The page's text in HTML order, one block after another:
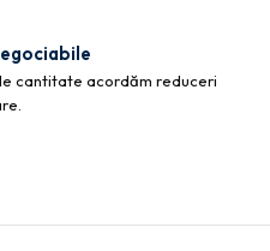
cantitate acordăm reduceri